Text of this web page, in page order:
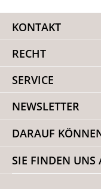
KONTAKT
RECHT
SERVICE
NEWSLETTER
DARAUF
SIE FINDEN UNS